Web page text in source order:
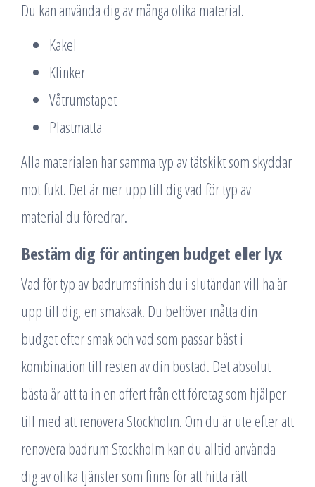
Du kan använda dig av många olika material.
Kakel
Klinker
Våtrumstapet
Plastmatta
Alla materialen har samma typ av tätskikt som skyddar
mot fukt. Det är mer upp till dig vad för typ av
material du föredrar.
Bestäm dig för antingen budget eller lyx
Vad för typ av badrumsfinish du i slutändan vill ha är
upp till dig, en smaksak. Du behöver måtta din
budget efter smak och vad som passar bäst i
kombination till resten av din bostad. Det absolut
bästa är att ta in en offert från ett företag som hjälper
till med att renovera Stockholm. Om du är ute efter att
renovera badrum Stockholm kan du alltid använda
dig av olika tjänster som finns för att hitta rätt